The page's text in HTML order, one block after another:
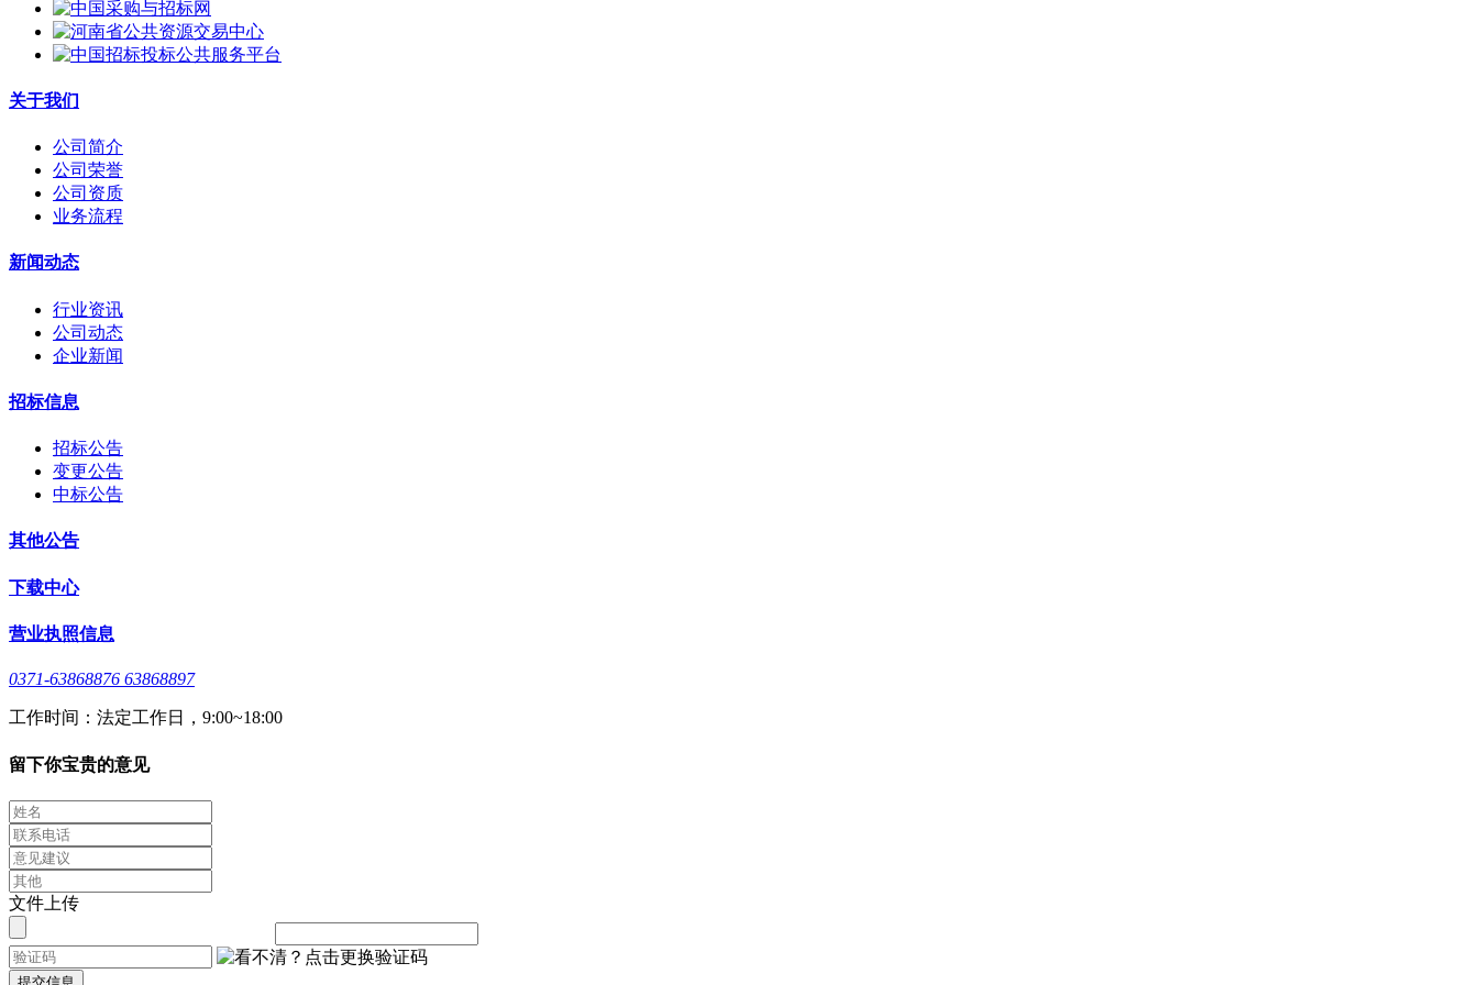
关于我们
公司简介
公司荣誉
公司资质
业务流程
新闻动态
行业资讯
公司动态
企业新闻
招标信息
招标公告
变更公告
中标公告
其他公告
下载中心
营业执照信息
0371-63868876 63868897
工作时间：法定工作日，9:00~18:00
留下你宝贵的意见
文件上传